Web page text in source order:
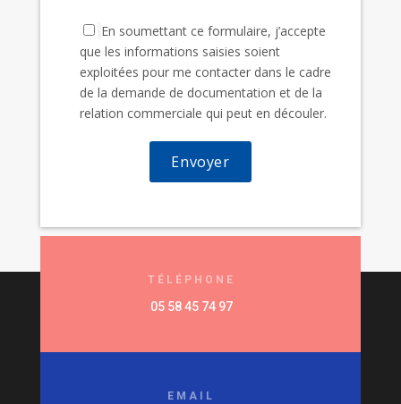
En soumettant ce formulaire, j’accepte
que les informations saisies soient
exploitées pour me contacter dans le cadre
de la demande de documentation et de la
relation commerciale qui peut en découler.
TÉLÉPHONE
05 58 45 74 97
EMAIL